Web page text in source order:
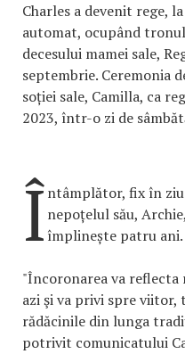
Charles a devenit rege,
automat, ocupând
decesului mamei sale,
septembrie. Ceremonia
soției sale, Camilla, ca
2023, într-o zi de
Întâmplător, fix în
nepoțelul său,
împlinește patru ani.
"Încoronarea va
azi şi va privi spre
rădăcinile din lunga
potrivit comunicatului